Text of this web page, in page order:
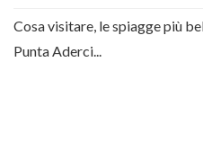
Cosa visitare, le spiagge più
Punta Aderci...